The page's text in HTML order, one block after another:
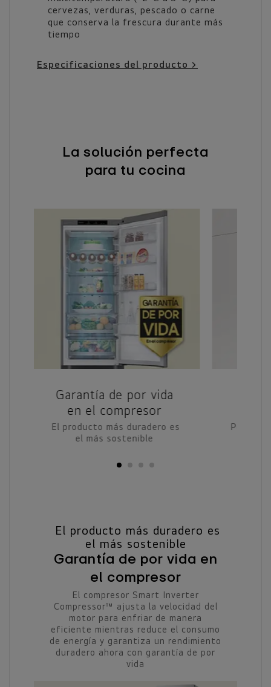
cervezas, verduras, pescado o carne
que conserva la frescura durante más
tiempo
Especificaciones del producto >
La solución perfecta
para tu cocina
Garantía de por vida
en el compresor
El producto más duradero es
el más sostenible
Puerta
El producto más duradero es
el más sostenible
Garantía de por vida en
el compresor
El compresor Smart Inverter
Compressor™ ajusta la velocidad del
motor para enfriar de manera
eficiente mientras reduce el consumo
de energía y garantiza un rendimiento
duradero ahora con garantía de por
vida